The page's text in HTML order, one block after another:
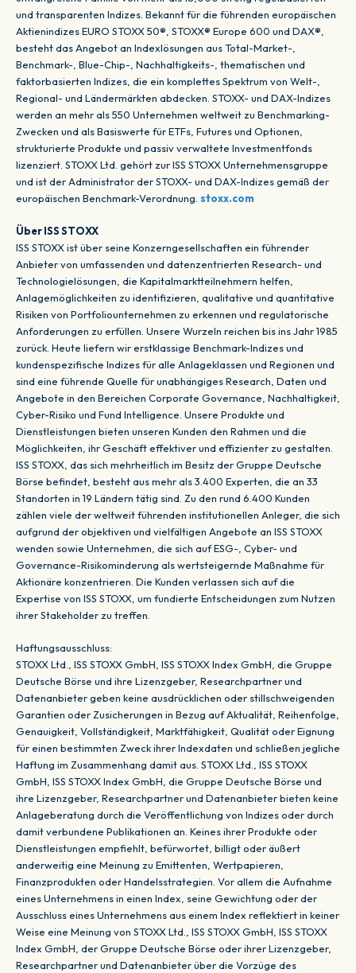
und transparenten Indizes. Bekannt für die führenden europäischen
Aktienindizes EURO STOXX 50®, STOXX® Europe 600 und DAX®,
besteht das Angebot an Indexlösungen aus Total-Market-,
Benchmark-, Blue-Chip-, Nachhaltigkeits-, thematischen und
faktorbasierten Indizes, die ein komplettes Spektrum von Welt-,
Regional- und Ländermärkten abdecken. STOXX- und DAX-Indizes
werden an mehr als 550 Unternehmen weltweit zu Benchmarking-
Zwecken und als Basiswerte für ETFs, Futures und Optionen,
strukturierte Produkte und passiv verwaltete Investmentfonds
lizenziert. STOXX Ltd. gehört zur ISS STOXX Unternehmensgruppe
und ist der Administrator der STOXX- und DAX-Indizes gemäß der
europäischen Benchmark-Verordnung. stoxx.com
Über ISS STOXX
ISS STOXX ist über seine Konzerngesellschaften ein führender
Anbieter von umfassenden und datenzentrierten Research- und
Technologielösungen, die Kapitalmarktteilnehmern helfen,
Anlagemöglichkeiten zu identifizieren, qualitative und quantitative
Risiken von Portfoliounternehmen zu erkennen und regulatorische
Anforderungen zu erfüllen. Unsere Wurzeln reichen bis ins Jahr 1985
zurück. Heute liefern wir erstklassige Benchmark-Indizes und
kundenspezifische Indizes für alle Anlageklassen und Regionen und
sind eine führende Quelle für unabhängiges Research, Daten und
Angebote in den Bereichen Corporate Governance, Nachhaltigkeit,
Cyber-Risiko und Fund Intelligence. Unsere Produkte und
Dienstleistungen bieten unseren Kunden den Rahmen und die
Möglichkeiten, ihr Geschäft effektiver und effizienter zu gestalten.
ISS STOXX, das sich mehrheitlich im Besitz der Gruppe Deutsche
Börse befindet, besteht aus mehr als 3.400 Experten, die an 33
Standorten in 19 Ländern tätig sind. Zu den rund 6.400 Kunden
zählen viele der weltweit führenden institutionellen Anleger, die sich
aufgrund der objektiven und vielfältigen Angebote an ISS STOXX
wenden sowie Unternehmen, die sich auf ESG-, Cyber- und
Governance-Risikominderung als wertsteigernde Maßnahme für
Aktionäre konzentrieren. Die Kunden verlassen sich auf die
Expertise von ISS STOXX, um fundierte Entscheidungen zum Nutzen
ihrer Stakeholder zu treffen.
Haftungsausschluss:
STOXX Ltd., ISS STOXX GmbH, ISS STOXX Index GmbH, die Gruppe
Deutsche Börse und ihre Lizenzgeber, Researchpartner und
Datenanbieter geben keine ausdrücklichen oder stillschweigenden
Garantien oder Zusicherungen in Bezug auf Aktualität, Reihenfolge,
Genauigkeit, Vollständigkeit, Marktfähigkeit, Qualität oder Eignung
für einen bestimmten Zweck ihrer Indexdaten und schließen jegliche
Haftung im Zusammenhang damit aus. STOXX Ltd., ISS STOXX
GmbH, ISS STOXX Index GmbH, die Gruppe Deutsche Börse und
ihre Lizenzgeber, Researchpartner und Datenanbieter bieten keine
Anlageberatung durch die Veröffentlichung von Indizes oder durch
damit verbundene Publikationen an. Keines ihrer Produkte oder
Dienstleistungen empfiehlt, befürwortet, billigt oder äußert
anderweitig eine Meinung zu Emittenten, Wertpapieren,
Finanzprodukten oder Handelsstrategien. Vor allem die Aufnahme
eines Unternehmens in einen Index, seine Gewichtung oder der
Ausschluss eines Unternehmens aus einem Index reflektiert in keiner
Weise eine Meinung von STOXX Ltd., ISS STOXX GmbH, ISS STOXX
Index GmbH, der Gruppe Deutsche Börse oder ihrer Lizenzgeber,
Researchpartner und Datenanbieter über die Vorzüge des